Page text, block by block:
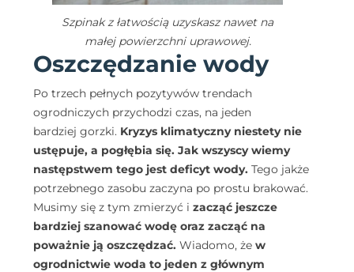
Szpinak z łatwością uzyskasz nawet na
małej powierzchni uprawowej.
Oszczędzanie wody
Po trzech pełnych pozytywów trendach
ogrodniczych przychodzi czas, na jeden
bardziej gorzki. Kryzys klimatyczny niestety nie
ustępuje, a pogłębia się. Jak wszyscy wiemy
następstwem tego jest deficyt wody. Tego jakże
potrzebnego zasobu zaczyna po prostu brakować.
Musimy się z tym zmierzyć i zacząć jeszcze
bardziej szanować wodę oraz zacząć na
poważnie ją oszczędzać. Wiadomo, że w
ogrodnictwie woda to jeden z głównym